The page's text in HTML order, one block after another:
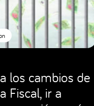
los cambios de
Fiscal, ir a